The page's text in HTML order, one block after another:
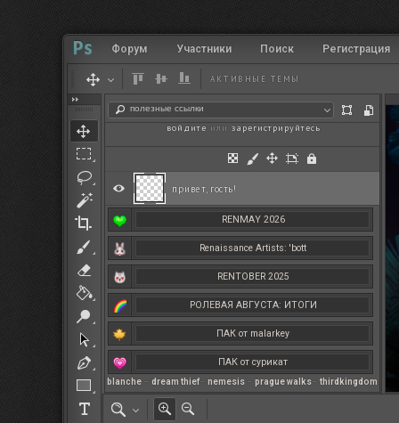
RENMAY 2026
Renaissance Artists: 'bott
RENTOBER 2025
РОЛЕВАЯ АВГУСТА: ИТОГИ
ПАК от malarkey
ПАК от сурикат
РЕНМАЙ
полезные ссылки
blanche – dream thief– nemesis – prague walks– thirdkingdom
Форум Участники Поиск Регистрация
АКТИВНЫЕ ТЕМЫ
привет, гость!
войдите или зарегистрируйтесь